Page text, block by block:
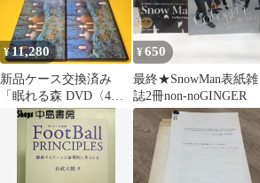
¥11,280
新品ケース交換済み
「眠れる森 DVD〈4枚
組〉」
¥650
最終★SnowMan表紙雑
誌2冊non-noGINGER